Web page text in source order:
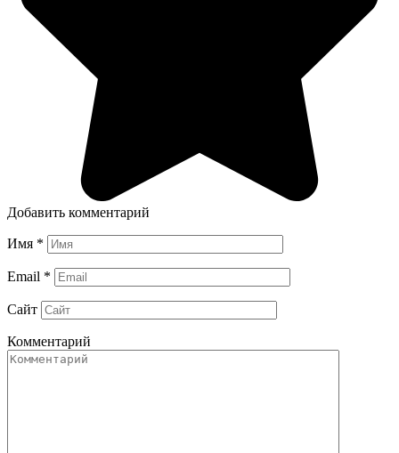
Добавить комментарий
Имя *
Email *
Сайт
Комментарий